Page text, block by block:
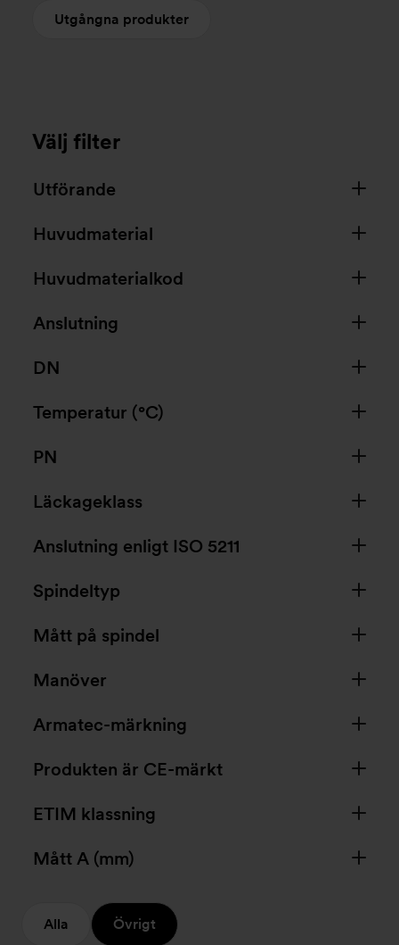
Utgångna produkter
Välj filter
Utförande
Huvudmaterial
Huvudmaterialkod
Anslutning
DN
Temperatur (°C)
PN
Läckageklass
Anslutning enligt ISO 5211
Spindeltyp
Mått på spindel
Manöver
Armatec-märkning
Produkten är CE-märkt
ETIM klassning
Mått A (mm)
Alla Övrigt